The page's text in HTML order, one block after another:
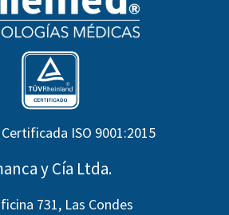
ISO 9001:2015
y Cía Ltda.
731, Las Condes